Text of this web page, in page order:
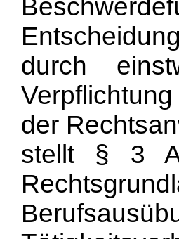
durch
der
stellt § 3